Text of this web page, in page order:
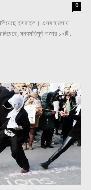
0
ইসরাইল। এসব হামলায়
ঘনবসতিপূর্ণ গাজার ১০টি...